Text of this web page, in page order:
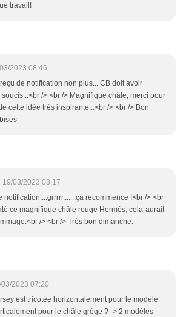
travail!
2023 08:46
de notification non plus... CB doit avoir
/> <br /> Magnifique châle, merci pour
cette idée très inspirante...<br /> <br /> Bon
19/03/2023 08:17
notification....grrrrr.......ça recommence !<br /> <br
ce magnifique châle rouge Hermès, cela-aurait
/> <br /> Très bon dimanche.
03/2023 07:20
est tricotée horizontalement pour le modèle
pour le châle grège ? -> 2 modèles